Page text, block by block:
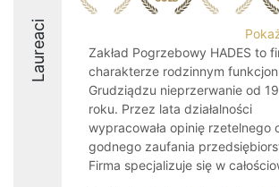
Laureaci
Zakład Pogrzebowy HADES to
charakterze rodzinnym
Grudziądzu nieprzerwanie od
roku. Przez lata działalności
wypracowała opinię rzetelnego
godnego zaufania
Firma specjalizuje się w